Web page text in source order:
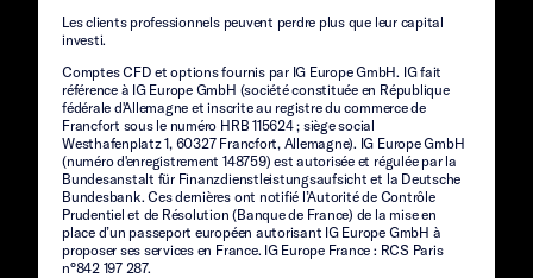
Les clients professionnels peuvent perdre plus que leur capital
investi.
Comptes CFD et options fournis par IG Europe GmbH. IG fait
référence à IG Europe GmbH (société constituée en République
fédérale d'Allemagne et inscrite au registre du commerce de
Francfort sous le numéro HRB 115624 ; siège social
Westhafenplatz 1, 60327 Francfort, Allemagne). IG Europe GmbH
(numéro d'enregistrement 148759) est autorisée et régulée par la
Bundesanstalt für Finanzdienstleistungsaufsicht et la Deutsche
Bundesbank. Ces dernières ont notifié l’Autorité de Contrôle
Prudentiel et de Résolution (Banque de France) de la mise en
place d’un passeport européen autorisant IG Europe GmbH à
proposer ses services en France. IG Europe France : RCS Paris
n°842 197 287.